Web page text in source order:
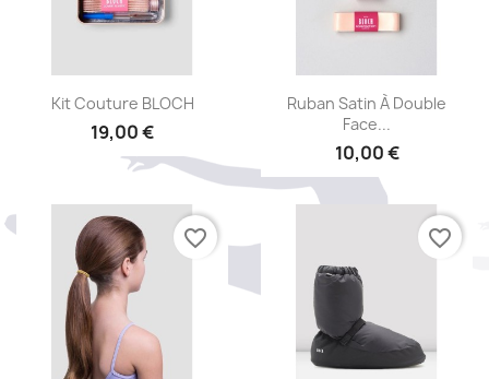
Aperçu rapide
Kit Couture BLOCH
19,00 €
Aperçu rapide
Ruban Satin À Double
Face...
10,00 €
favorite_border favorite_border